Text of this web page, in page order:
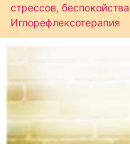
стрессов,
Иглорефлексотерапия